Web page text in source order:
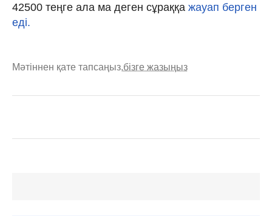
42500 теңге ала ма деген сұраққа жауап берген
еді.
Мәтіннен қате тапсаңыз,бізге жазыңыз